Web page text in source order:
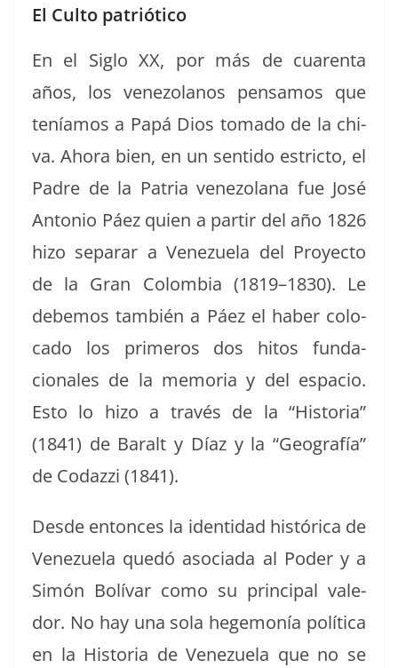
El Culto patriótico
En el Siglo XX, por más de cuarenta
años, los vene­zolanos pen­samos que
teníamos a Papá Dios toma­do de la chi­
va. Aho­ra bien, en un sen­ti­do estric­to, el
Padre de la Patria vene­zolana fue José
Anto­nio Páez quien a par­tir del año 1826
hizo sep­a­rar a Venezuela del Proyec­to
de la Gran Colom­bia (1819–1830). Le
debe­mos tam­bién a Páez el haber colo­
ca­do los primeros dos hitos fun­da­
cionales de la memo­ria y del espa­cio.
Esto lo hizo a través de la “His­to­ria”
(1841) de Bar­alt y Díaz y la “Geografía”
de Codazzi (1841).
Des­de entonces la iden­ti­dad históri­ca de
Venezuela quedó aso­ci­a­da al Poder y a
Simón Bolí­var como su prin­ci­pal vale­
dor. No hay una sola hege­monía políti­ca
en la His­to­ria de Venezuela que no se